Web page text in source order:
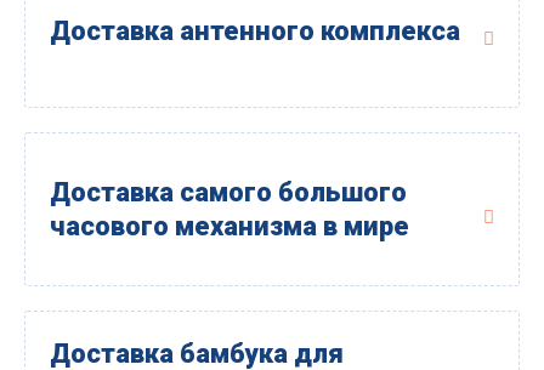
Доставка антенного комплекса
Доставка самого большого
часового механизма в мире
Доставка бамбука для